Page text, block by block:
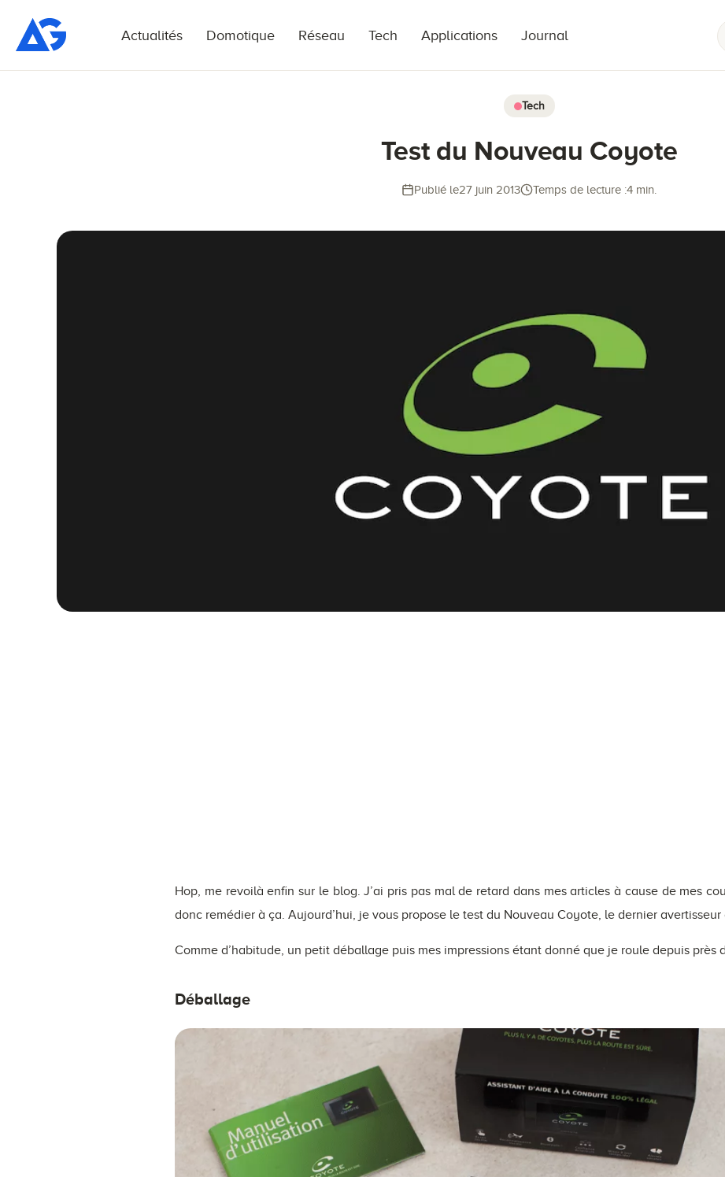
Actualités Domotique Réseau Tech Applications Journal
Tech
Test du Nouveau Coyote
Publié le27 juin 2013 Temps de lecture :4 min.
Hop, me revoilà enfin sur le blog. J’ai pris pas mal de retard dans mes articles à cause de mes
donc remédier à ça. Aujourd’hui, je vous propose le test du Nouveau Coyote, le dernier avertisseur
Comme d’habitude, un petit déballage puis mes impressions étant donné que je roule depuis près
Déballage